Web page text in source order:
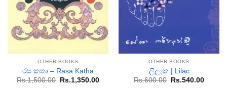
OTHER BOOKS
රස කතා – Rasa Katha
Rs.1,500.00
Original
Rs.1,350.00Current
OTHER BOOKS
ලිලැක් | Lilac
Rs.600.00
Original
Rs.540.00